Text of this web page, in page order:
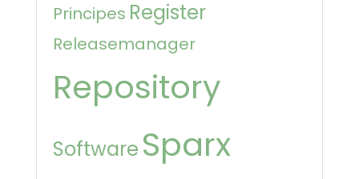
Principes Register
Releasemanager
Repository
Software Sparx